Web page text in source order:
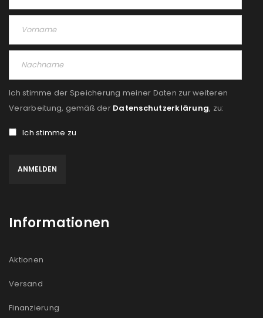
Ich stimme der Speicherung meiner Daten zur weiteren
Verarbeitung, gemäß der Datenschutzerklärung, zu:
Ich stimme zu
Informationen
Aktionen
Versand
Finanzierung